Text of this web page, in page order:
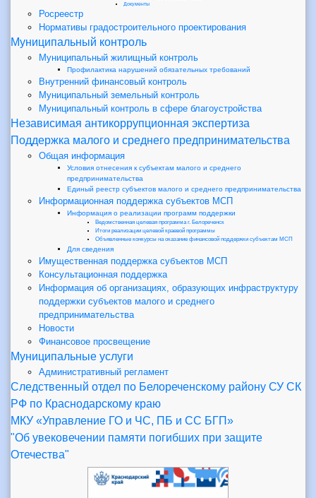
Документы
Росреестр
Нормативы градостроительного проектирования
Муниципальный контроль
Муниципальный жилищный контроль
Профилактика нарушений обязательных требований
Внутренний финансовый контроль
Муниципальный земельный контроль
Муниципальный контроль в сфере благоустройства
Независимая антикоррупционная экспертиза
Поддержка малого и среднего предпринимательства
Общая информация
Условия отнесения к субъектам малого и среднего
предпринимательства
Единый реестр субъектов малого и среднего предпринимательства
Информационная поддержка субъектов МСП
Информация о реализации программ поддержки
Ведомственная целевая программа г. Белореченск
Итоги реализации целевой краевой программы
Объявленные конкурсы на оказание финансовой поддержки субъектам МСП
Для сведения
Имущественная поддержка субъектов МСП
Консультационная поддержка
Информация об организациях, образующих инфраструктуру
поддержки субъектов малого и среднего
предпринимательства
Новости
Финансовое просвещение
Муниципальные услуги
Административный регламент
Следственный отдел по Белореченскому району СУ СК
РФ по Краснодарскому краю
МКУ «Управление ГО и ЧС, ПБ и СС БГП»
"Об увековечении памяти погибших при защите
Отечества"